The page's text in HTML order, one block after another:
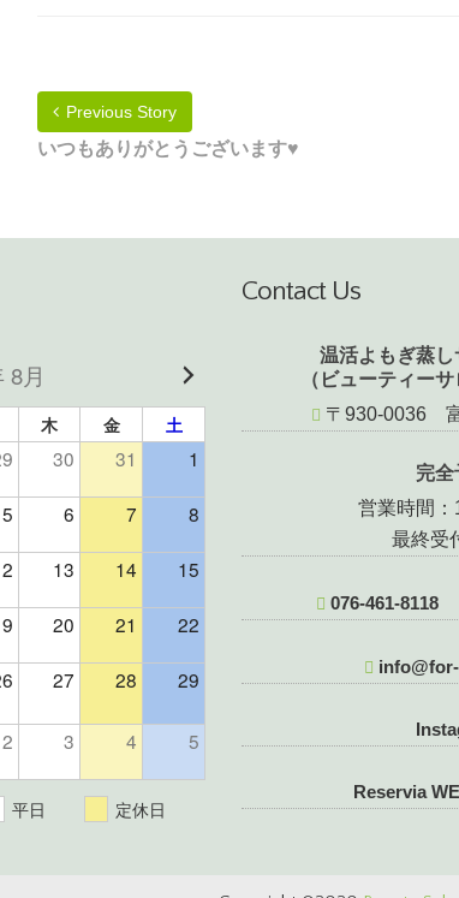
Previous Story
いつもありがとうございます♥
8月
木 金 土
30 31 1
5 6 7 8
13 14 15
20 21 22
27 28 29
ぎ蒸しイベント（残り3組様）
2 3 4 5
平日 定休日
Contact Us
温活よもぎ蒸
（ビューティー
〒930-0036
完全
営業時間
最終受
076-461-8118
Reservia